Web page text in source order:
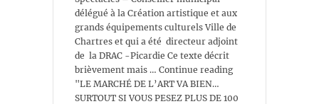
délégué à la Création artistique et aux
grands équipements culturels Ville de
Chartres et qui a été directeur adjoint
de la DRAC -Picardie Ce texte décrit
brièvement mais … Continue reading
"LE MARCHÉ DE L’ART VA BIEN…
SURTOUT SI VOUS PESEZ PLUS DE 100